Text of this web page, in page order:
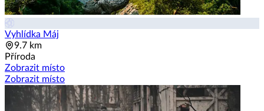
Vyhlídka Máj
9.7 km
Příroda
Zobrazit místo
Zobrazit místo